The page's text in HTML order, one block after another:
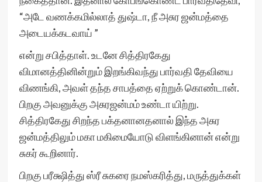
“அடே வணக்கமில்லாத் துஷ்டா, நீ அசுர ஜன்மத்தை
அடையக்கடவாய் ”
என்று சபித்தாள். உடனே சித்திரகேது
விமானத்தினின்றும் இறங்கிவந்து பார்வதி தேவியை
விணங்கி, அவள் தந்த சாபத்தை ஏற்றுக் கொண்டான்.
பிறகு அவனுக்கு அசுரஜன்மம் உண்டா யிற்று.
சித்திரகேது சிறந்த பக்தனானதனால் இந்த அசுர
ஜன்மத்திலும் மகா மகிமையோடு விளங்கினான் என்று
சுகர் கூறினார்.
பிறகு பரீக்ஷித்து ஸ்ரீ சுகரை நமஸ்கரித்து, மருத்துக்கள்